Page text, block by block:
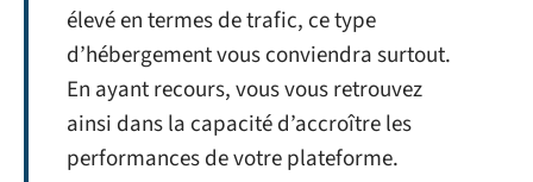
élevé en termes de trafic, ce type
d’hébergement vous conviendra surtout.
En ayant recours, vous vous retrouvez
ainsi dans la capacité d’accroître les
performances de votre plateforme.